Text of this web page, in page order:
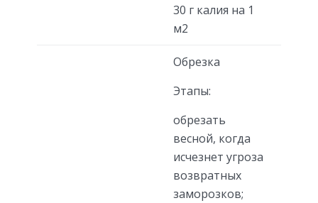
30 г калия на 1
м2
Обрезка
Этапы:
обрезать
весной, когда
исчезнет угроза
возвратных
заморозков;